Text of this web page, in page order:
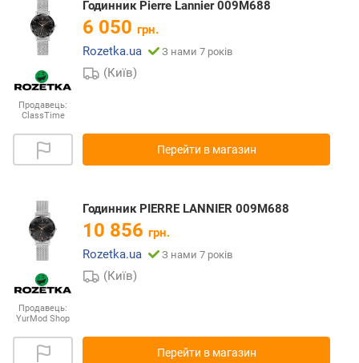
Продавець:
ClassTime
Годинник Pierre Lannier 009M688
6 050 грн.
Rozetka.ua
З нами 7 років
(Київ)
Перейти в магазин
Продавець:
YurMod Shop
Годинник PIERRE LANNIER 009M688
10 856 грн.
Rozetka.ua
З нами 7 років
(Київ)
Перейти в магазин